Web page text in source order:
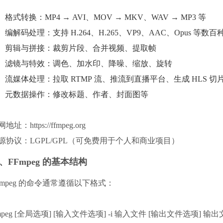
格式转换：MP4 → AVI、MOV → MKV、WAV → MP3 等
编解码处理：支持 H.264、H.265、VP9、AAC、Opus 等数百
剪辑与拼接：裁剪片段、合并视频、提取帧
滤镜与特效：调色、加水印、降噪、缩放、旋转
流媒体处理：拉取 RTMP 流、推流到直播平台、生成 HLS 切
元数据操作：修改标题、作者、封面图等
地址：https://ffmpeg.org
协议：LGPL/GPL（可免费用于个人和商业项目）
FFmpeg 的基本结构
的命令通常遵循以下格式：
[全局选项] [输入文件选项] -i 输入文件 [输出文件选项] 输出